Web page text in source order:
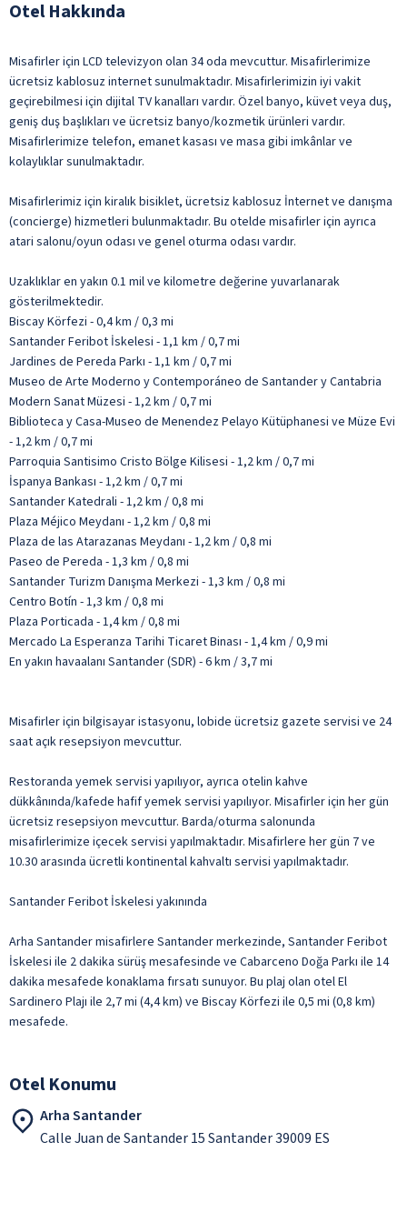
Otel Hakkında
Misafirler için LCD televizyon olan 34 oda mevcuttur. Misafirlerimize
ücretsiz kablosuz internet sunulmaktadır. Misafirlerimizin iyi vakit
geçirebilmesi için dijital TV kanalları vardır. Özel banyo, küvet veya duş,
geniş duş başlıkları ve ücretsiz banyo/kozmetik ürünleri vardır.
Misafirlerimize telefon, emanet kasası ve masa gibi imkânlar ve
kolaylıklar sunulmaktadır.
Misafirlerimiz için kiralık bisiklet, ücretsiz kablosuz İnternet ve danışma
(concierge) hizmetleri bulunmaktadır. Bu otelde misafirler için ayrıca
atari salonu/oyun odası ve genel oturma odası vardır.
Uzaklıklar en yakın 0.1 mil ve kilometre değerine yuvarlanarak
gösterilmektedir.
Biscay Körfezi - 0,4 km / 0,3 mi
Santander Feribot İskelesi - 1,1 km / 0,7 mi
Jardines de Pereda Parkı - 1,1 km / 0,7 mi
Museo de Arte Moderno y Contemporáneo de Santander y Cantabria
Modern Sanat Müzesi - 1,2 km / 0,7 mi
Biblioteca y Casa-Museo de Menendez Pelayo Kütüphanesi ve Müze Evi
- 1,2 km / 0,7 mi
Parroquia Santisimo Cristo Bölge Kilisesi - 1,2 km / 0,7 mi
İspanya Bankası - 1,2 km / 0,7 mi
Santander Katedrali - 1,2 km / 0,8 mi
Plaza Méjico Meydanı - 1,2 km / 0,8 mi
Plaza de las Atarazanas Meydanı - 1,2 km / 0,8 mi
Paseo de Pereda - 1,3 km / 0,8 mi
Santander Turizm Danışma Merkezi - 1,3 km / 0,8 mi
Centro Botín - 1,3 km / 0,8 mi
Plaza Porticada - 1,4 km / 0,8 mi
Mercado La Esperanza Tarihi Ticaret Binası - 1,4 km / 0,9 mi
En yakın havaalanı Santander (SDR) - 6 km / 3,7 mi
Misafirler için bilgisayar istasyonu, lobide ücretsiz gazete servisi ve 24
saat açık resepsiyon mevcuttur.
Restoranda yemek servisi yapılıyor, ayrıca otelin kahve
dükkânında/kafede hafif yemek servisi yapılıyor. Misafirler için her gün
ücretsiz resepsiyon mevcuttur. Barda/oturma salonunda
misafirlerimize içecek servisi yapılmaktadır. Misafirlere her gün 7 ve
10.30 arasında ücretli kontinental kahvaltı servisi yapılmaktadır.
Santander Feribot İskelesi yakınında
Arha Santander misafirlere Santander merkezinde, Santander Feribot
İskelesi ile 2 dakika sürüş mesafesinde ve Cabarceno Doğa Parkı ile 14
dakika mesafede konaklama fırsatı sunuyor. Bu plaj olan otel El
Sardinero Plajı ile 2,7 mi (4,4 km) ve Biscay Körfezi ile 0,5 mi (0,8 km)
mesafede.
Otel Konumu
Arha Santander
Calle Juan de Santander 15 Santander 39009 ES